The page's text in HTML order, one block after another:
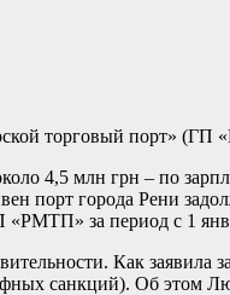
торговый порт» (ГП
4,5 млн грн – по
порт города Рени
«РМТП» за период с 1
Как заявила
санкций). Об этом